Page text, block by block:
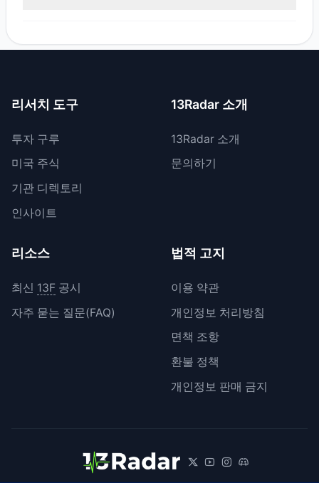
수했으며, 7명은 기존 보유량을 늘렸습니다. 총 매수 금액은
리서치 도구
투자 구루
미국 주식
기관 디렉토리
인사이트
13Radar 소개
13Radar 소개
문의하기
리소스
최신 13F공시
자주 묻는 질문(FAQ)
법적 고지
이용 약관
개인정보 처리방침
면책 조항
환불 정책
개인정보 판매 금지